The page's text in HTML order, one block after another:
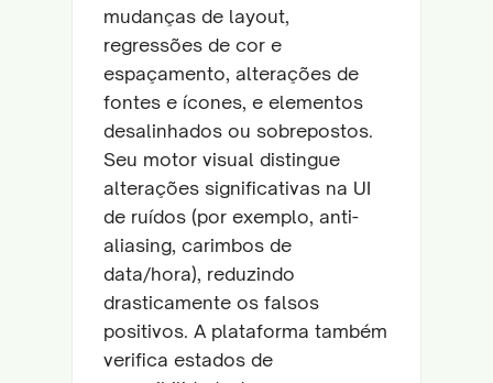
mudanças de layout,
regressões de cor e
espaçamento, alterações de
fontes e ícones, e elementos
desalinhados ou sobrepostos.
Seu motor visual distingue
alterações significativas na UI
de ruídos (por exemplo, anti-
aliasing, carimbos de
data/hora), reduzindo
drasticamente os falsos
positivos. A plataforma também
verifica estados de